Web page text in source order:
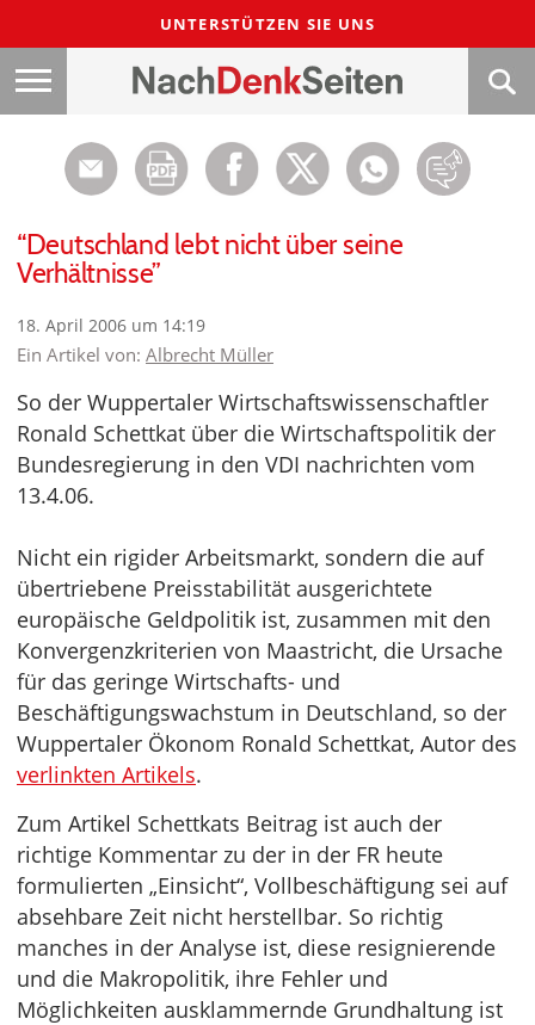
UNTERSTÜTZEN SIE UNS
“Deutschland lebt nicht über seine
Verhältnisse”
18. April 2006 um 14:19
Ein Artikel von: Albrecht Müller
So der Wuppertaler Wirtschaftswissenschaftler
Ronald Schettkat über die Wirtschaftspolitik der
Bundesregierung in den VDI nachrichten vom
13.4.06.
Nicht ein rigider Arbeitsmarkt, sondern die auf
übertriebene Preisstabilität ausgerichtete
europäische Geldpolitik ist, zusammen mit den
Konvergenzkriterien von Maastricht, die Ursache
für das geringe Wirtschafts- und
Beschäftigungswachstum in Deutschland, so der
Wuppertaler Ökonom Ronald Schettkat, Autor des
verlinkten Artikels.
Zum Artikel Schettkats Beitrag ist auch der
richtige Kommentar zu der in der FR heute
formulierten „Einsicht“, Vollbeschäftigung sei auf
absehbare Zeit nicht herstellbar. So richtig
manches in der Analyse ist, diese resignierende
und die Makropolitik, ihre Fehler und
Möglichkeiten ausklammernde Grundhaltung ist